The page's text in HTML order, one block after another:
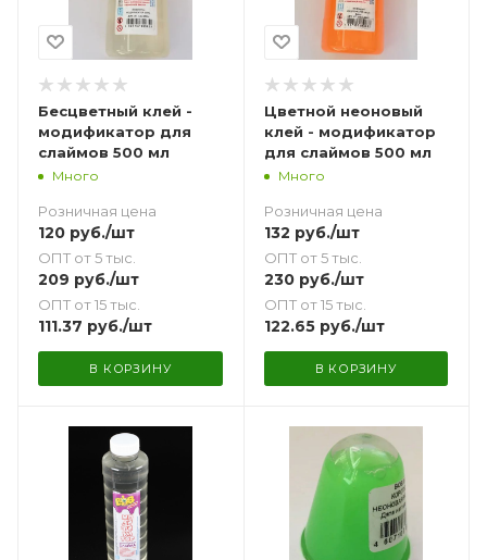
Бесцветный клей -
модификатор для
слаймов 500 мл
Много
Розничная цена
120 руб./шт
ОПТ от 5 тыс.
209 руб./шт
ОПТ от 15 тыс.
111.37 руб./шт
В КОРЗИНУ
Цветной неоновый
клей - модификатор
для слаймов 500 мл
Много
Розничная цена
132 руб./шт
ОПТ от 5 тыс.
230руб./шт
ОПТ от 15 тыс.
122.65руб./шт
В КОРЗИНУ